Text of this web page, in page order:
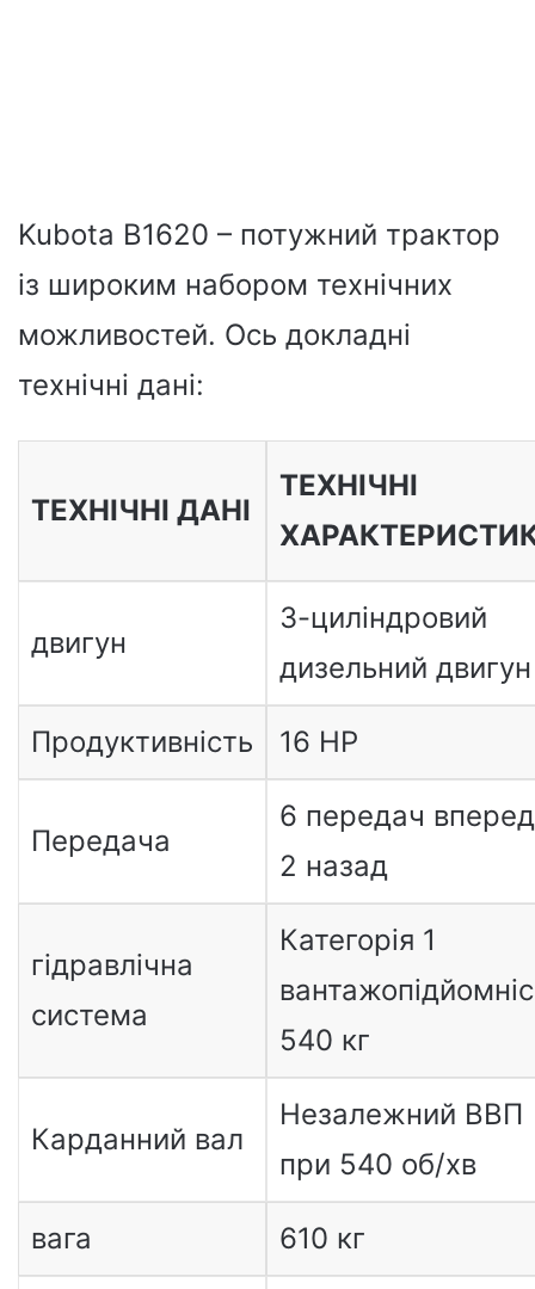
Kubota B1620 – потужний трактор
із широким набором технічних
можливостей. Ось докладні
технічні дані:
ТЕХНІЧНІ ДАНІ
ТЕХНІЧНІ
двигун
3-циліндровий
дизельний двигун
Продуктивність 16 HP
Передача
6 передач вперед
2 назад
гідравлічна
система
Категорія 1
540 кг
Карданний вал
Незалежний ВВП
при 540 об/хв
вага 610 кг